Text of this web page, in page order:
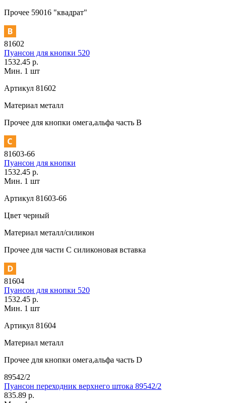
Прочее 59016 "квадрат"
81602
Пуансон для кнопки 520
1532.45 р.
Мин. 1 шт
Артикул 81602
Материал металл
Прочее для кнопки омега,альфа часть В
81603-66
Пуансон для кнопки
1532.45 р.
Мин. 1 шт
Артикул 81603-66
Цвет черный
Материал металл/силикон
Прочее для части C силиконовая вставка
81604
Пуансон для кнопки 520
1532.45 р.
Мин. 1 шт
Артикул 81604
Материал металл
Прочее для кнопки омега,альфа часть D
89542/2
Пуансон переходник верхнего штока 89542/2
835.89 р.